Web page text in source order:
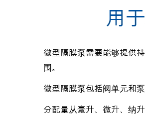
用
微型隔膜泵需要能够提供
围。
微型隔膜泵包括阀单元和
分配量从毫升、微升、纳升